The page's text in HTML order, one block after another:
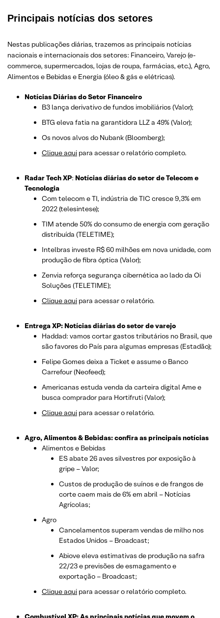
Principais notícias dos setores
Nestas publicações diárias, trazemos as principais notícias
nacionais e internacionais dos setores: Financeiro, Varejo(e-
commerce, supermercados, lojas de roupa, farmácias, etc.), Agro,
Alimentos e Bebidas e Energia (óleo & gás e elétricas).
Notícias Diárias do Setor Financeiro
B3 lança derivativo de fundos imobiliários (Valor);
BTG eleva fatia na garantidora LLZ a 49% (Valor);
Os novos alvos do Nubank (Bloomberg);
Clique aqui para acessar o relatório completo.
Radar Tech XP: Notícias diárias do setor de Telecom e
Tecnologia
Com telecom e TI, indústria de TIC cresce 9,3% em
2022 (telesintese);
TIM atende 50% do consumo de energia com geração
distribuída (TELETIME);
Intelbras investe R$ 60 milhões em nova unidade, com
produção de fibra óptica (Valor);
Zenvia reforça segurança cibernética ao lado da Oi
Soluções (TELETIME);
Clique aqui para acessar o relatório.
Entrega XP: Notícias diárias do setor de varejo
Haddad: vamos cortar gastos tributários no Brasil, que
são favores do País para algumas empresas (Estadão);
Felipe Gomes deixa a Ticket e assume o Banco
Carrefour (Neofeed);
Americanas estuda venda da carteira digital Ame e
busca comprador para Hortifruti (Valor);
Clique aqui para acessar o relatório.
Agro, Alimentos & Bebidas: confira as principais notícias
Alimentos e Bebidas
ES abate 26 aves silvestres por exposição à
gripe – Valor;
Custos de produção de suínos e de frangos de
corte caem mais de 6% em abril – Notícias
Agrícolas;
Agro
Cancelamentos superam vendas de milho nos
Estados Unidos – Broadcast;
Abiove eleva estimativas de produção na safra
22/23 e previsões de esmagamento e
exportação – Broadcast;
Clique aqui para acessar o relatório completo.